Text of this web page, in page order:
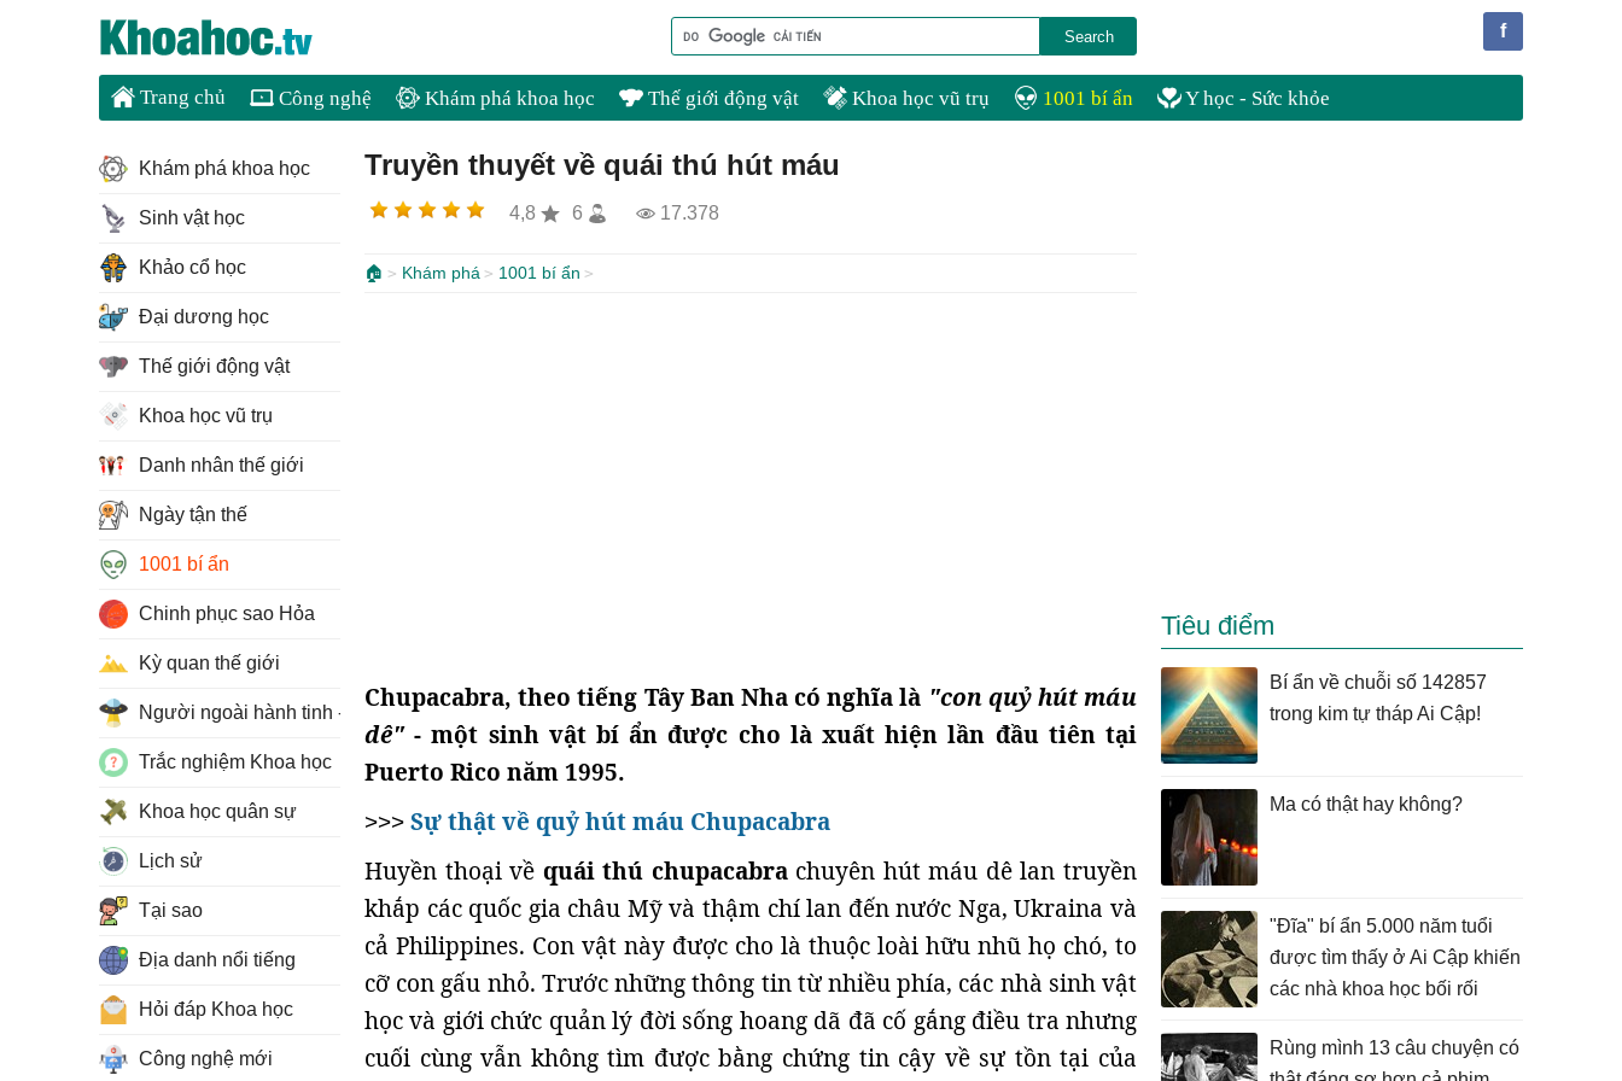
f
Trang chủ Công nghệ Khám phá khoa học Thế giới động vật Khoa học vũ trụ 1001 bí ẩn Y học - Sức khỏe
Truyền thuyết về quái thú hút máu
4,8 6 17.378
🏠 Khám phá 1001 bí ẩn
Chupacabra, theo tiếng Tây Ban Nha có nghĩa là "con quỷ hút máu
dê"- một sinh vật bí ẩn được cho là xuất hiện lần đầu tiên tại
Puerto Rico năm 1995.
>>> Sự thật về quỷ hút máu Chupacabra
Huyền thoại về quái thú chupacabrachuyên hút máu dê lan truyền
khắp các quốc gia châu Mỹ và thậm chí lan đến nước Nga, Ukraina và
cả Philippines. Con vật này được cho là thuộc loài hữu nhũ họ chó, to
cỡ con gấu nhỏ. Trước những thông tin từ nhiều phía, các nhà sinh vật
học và giới chức quản lý đời sống hoang dã đã cố gắng điều tra nhưng
cuối cùng vẫn không tìm được bằng chứng tin cậy về sự tồn tại của
Tiêu điểm
Bí ẩn về chuỗi số 142857
trong kim tự tháp Ai Cập!
Ma có thật hay không?
"Đĩa" bí ẩn 5.000 năm tuổi
được tìm thấy ở Ai Cập khiến
các nhà khoa học bối rối
Rùng mình 13 câu chuyện có
Khám phá khoa học
Sinh vật học
Khảo cổ học
Đại dương học
Thế giới động vật
Khoa học vũ trụ
Danh nhân thế giới
Ngày tận thế
1001 bí ẩn
Chinh phục sao Hỏa
Kỳ quan thế giới
Người ngoài hành tinh - UFO
Trắc nghiệm Khoa học
Khoa học quân sự
Lịch sử
Tại sao
Địa danh nổi tiếng
Hỏi đáp Khoa học
Công nghệ mới